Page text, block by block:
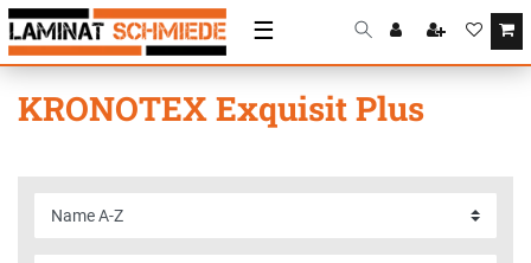
☰
KRONOTEX Exquisit Plus